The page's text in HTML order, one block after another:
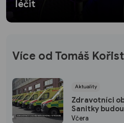
léčit
Více od Tomáš
Aktuality
Zdravotníci
Sanitky
kraji
Včera